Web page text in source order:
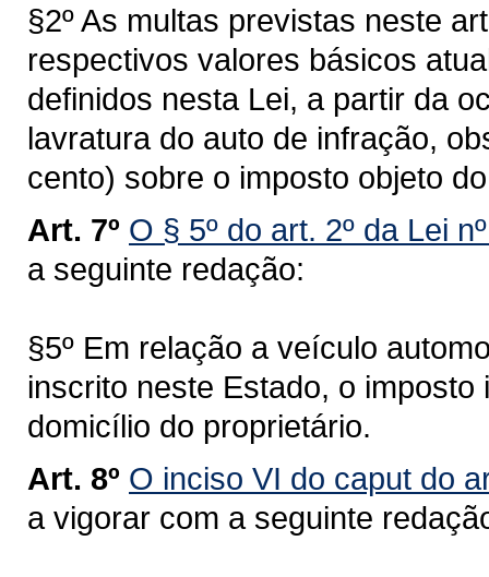
§2º As multas previstas neste
respectivos valores básicos
definidos nesta Lei, a partir da
lavratura do auto de infração,
cento) sobre o imposto objeto
Art. 7º O § 5º do art. 2º da Lei
a seguinte redação:
§5º Em relação a veículo
inscrito neste Estado, o
domicílio do proprietário.
Art. 8º O inciso VI do caput do
a vigorar com a seguinte